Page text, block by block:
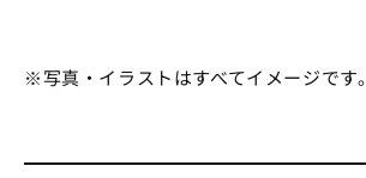
※写真・イラストはすべてイメージです。